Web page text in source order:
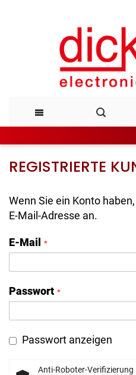
Inhalt
REGISTRIERTE
Wenn Sie ein Konto
E-Mail-Adresse an.
E-Mail
Passwort
Passwort anzeigen
Anti-Roboter-Verifizierung